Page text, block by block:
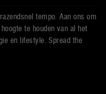
tempo. Aan ons om
te houden van al het
en lifestyle. Spread the